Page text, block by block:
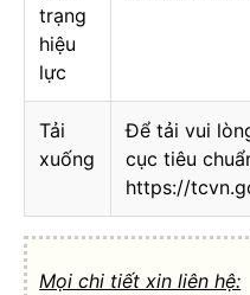
trạng
hiệu
lực
Tải
xuống
Để tải vui
cục tiêu
https://
Mọi chi tiết xin liên hệ: